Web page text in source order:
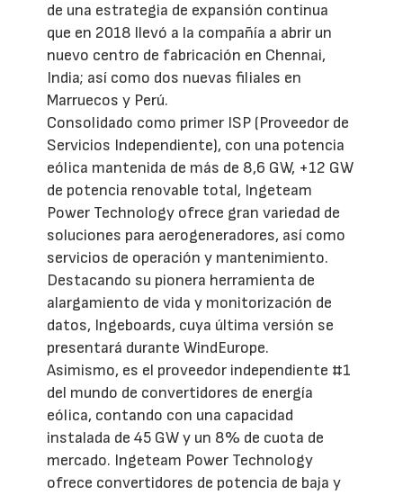
de una estrategia de expansión continua
que en 2018 llevó a la compañía a abrir un
nuevo centro de fabricación en Chennai,
India; así como dos nuevas filiales en
Marruecos y Perú.
Consolidado como primer ISP (Proveedor de
Servicios Independiente), con una potencia
eólica mantenida de más de 8,6 GW, +12 GW
de potencia renovable total, Ingeteam
Power Technology ofrece gran variedad de
soluciones para aerogeneradores, así como
servicios de operación y mantenimiento.
Destacando su pionera herramienta de
alargamiento de vida y monitorización de
datos, Ingeboards, cuya última versión se
presentará durante WindEurope.
Asimismo, es el proveedor independiente #1
del mundo de convertidores de energía
eólica, contando con una capacidad
instalada de 45 GW y un 8% de cuota de
mercado. Ingeteam Power Technology
ofrece convertidores de potencia de baja y